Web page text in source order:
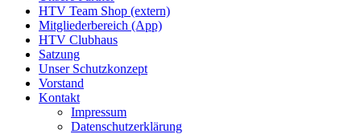
HTV Team Shop (extern)
Mitgliederbereich (App)
HTV Clubhaus
Satzung
Unser Schutzkonzept
Vorstand
Kontakt
Impressum
Datenschutzerklärung